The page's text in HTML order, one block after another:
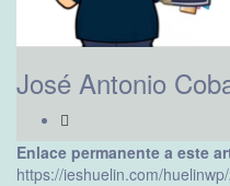
José Antonio
Enlace permanente a este
https://ieshuelin.com/